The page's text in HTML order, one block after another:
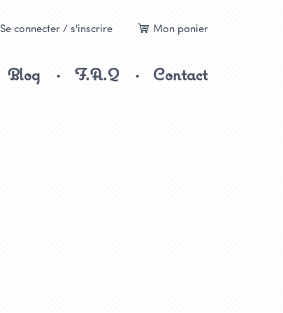
Se connecter / s'inscrire Mon panier
Blog F.A.Q Contact